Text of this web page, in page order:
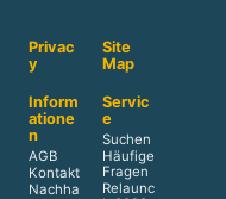
Privac
y
Site
Map
Inform
atione
n
AGB
Kontakt
Nachha
Servic
e
Suchen
Häufige
Fragen
Relaunc